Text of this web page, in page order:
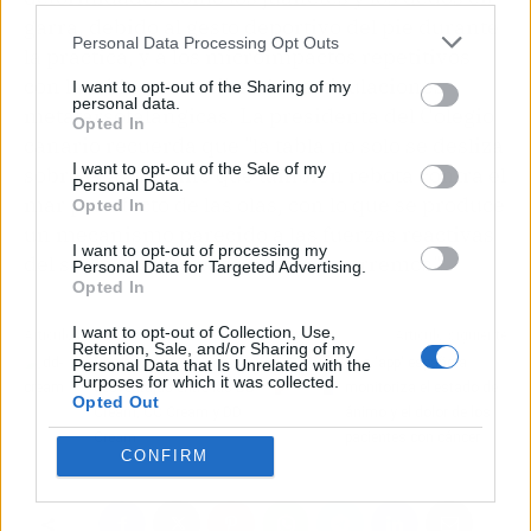
Personal Data Processing Opt Outs
I want to opt-out of the Sharing of my
personal data.
Opted In
I want to opt-out of the Sale of my
Personal Data.
Opted In
I want to opt-out of processing my
Personal Data for Targeted Advertising.
Opted In
I want to opt-out of Collection, Use,
Retention, Sale, and/or Sharing of my
Personal Data that Is Unrelated with the
Purposes for which it was collected.
Opted Out
CONFIRM
la práctica, y a los microimpactos repetitivos
con la tabla que reciben las articulaciones
metatarsofalángicas. La presidenta del Colegio
sobre el agua, sino que también rebota contra el
mar por efecto de las olas, con lo que se produce
del suelo cuando caminamos o corremos".
Artículo anterior
Diferencias, ventajas y
desventajas entre las BB
Cream, CC Cream y DD
Cream
Una 'app' española